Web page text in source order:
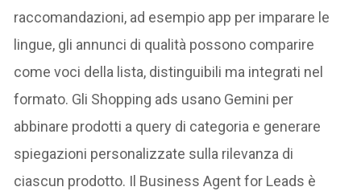
raccomandazioni, ad esempio app per imparare le
lingue, gli annunci di qualità possono comparire
come voci della lista, distinguibili ma integrati nel
formato. Gli Shopping ads usano Gemini per
abbinare prodotti a query di categoria e generare
spiegazioni personalizzate sulla rilevanza di
ciascun prodotto. Il Business Agent for Leads è